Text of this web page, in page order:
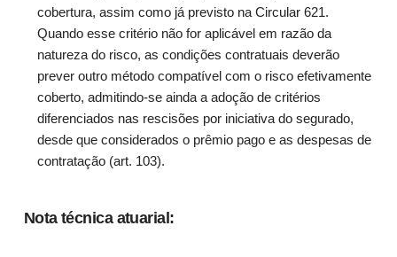
cobertura, assim como já previsto na Circular 621.
Quando esse critério não for aplicável em razão da
natureza do risco, as condições contratuais deverão
prever outro método compatível com o risco efetivamente
coberto, admitindo-se ainda a adoção de critérios
diferenciados nas rescisões por iniciativa do segurado,
desde que considerados o prêmio pago e as despesas de
contratação (art. 103).
Nota técnica atuarial: